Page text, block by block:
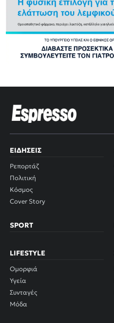
ΕΙΔΉΣΕΙΣ
Ρεπορτάζ
Πολιτική
Κόσμος
Cover Story
SPORT
LIFESTYLE
Ομορφιά
Υγεία
Συνταγές
Μόδα